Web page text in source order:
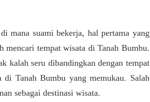
mana suami bekerja, hal pertama yang
mencari tempat wisata di Tanah Bumbu.
kalah seru dibandingkan dengan tempat
Tanah Bumbu yang memukau. Salah
sebagai destinasi wisata.